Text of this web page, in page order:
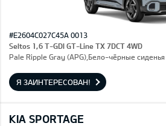
#E2604C027C45A 0013
Seltos 1,6 T-GDI GT-Line TX 7DCT 4WD
Pale Ripple Gray (APG),Бело-чёрные сиденья
Я ЗАИНТЕРЕСОВАН!
KIA SPORTAGE